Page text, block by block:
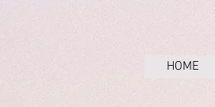
HOME